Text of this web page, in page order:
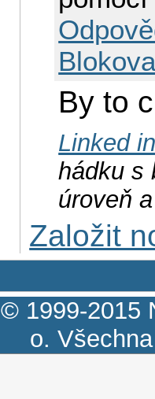
By to
Linked
hádku s
úroveň
Založit
© 1999-2015
o.